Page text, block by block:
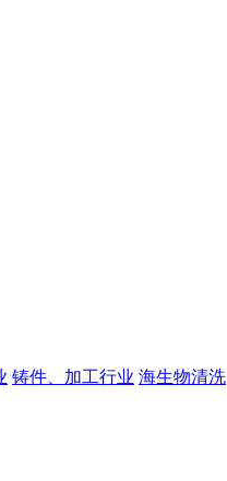
铸件、加工行业 海生物清洗